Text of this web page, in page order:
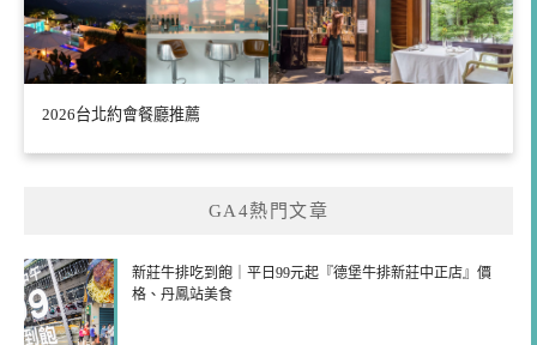
2026台北約會餐廳推薦
GA4熱門文章
新莊牛排吃到飽｜平日99元起『德堡牛排新莊中正店』價
格、丹鳳站美食